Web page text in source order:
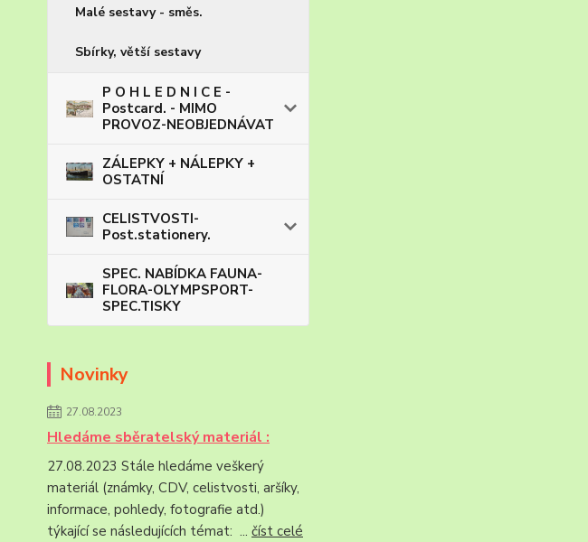
Malé sestavy - směs.
Sbírky, větší sestavy
P O H L E D N I C E -
Postcard. - MIMO
PROVOZ-NEOBJEDNÁVAT
ZÁLEPKY + NÁLEPKY +
OSTATNÍ
CELISTVOSTI-
Post.stationery.
SPEC. NABÍDKA FAUNA-
FLORA-OLYMPSPORT-
SPEC.TISKY
Novinky
27.08.2023
Hledáme sběratelský materiál :
27.08.2023 Stále hledáme veškerý
materiál (známky, CDV, celistvosti, aršíky,
informace, pohledy, fotografie atd.)
týkající se následujících témat: ... číst celé